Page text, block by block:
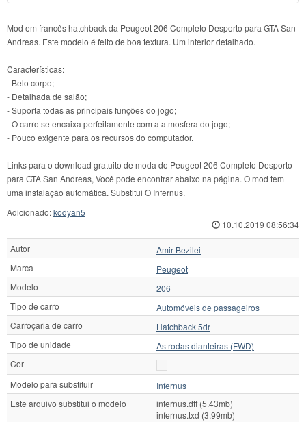
Mod em francês hatchback da Peugeot 206 Completo Desporto para GTA San
Andreas. Este modelo é feito de boa textura. Um interior detalhado.
Características:
- Belo corpo;
- Detalhada de salão;
- Suporta todas as principais funções do jogo;
- O carro se encaixa perfeitamente com a atmosfera do jogo;
- Pouco exigente para os recursos do computador.
Links para o download gratuito de moda do Peugeot 206 Completo Desporto
para GTA San Andreas, Você pode encontrar abaixo na página. O mod tem
uma instalação automática. Substitui O Infernus.
Adicionado:kodyan5
10.10.2019 08:56:34
Autor
Amir Bezilei
Marca
Peugeot
Modelo
206
Tipo de carro
Automóveis de passageiros
Carroçaria de carro
Hatchback 5dr
Tipo de unidade
As rodas dianteiras (FWD)
Cor
Modelo para substituir
Infernus
Este arquivo substitui o modelo
infernus.dff (5.43mb)
infernus.txd (3.99mb)